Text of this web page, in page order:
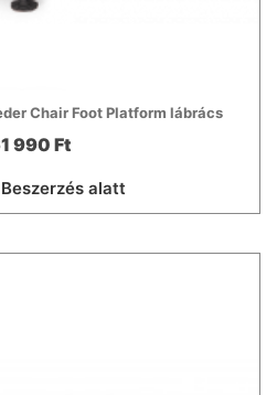
Chair Foot Platform lábrács
990 Ft
Beszerzés alatt